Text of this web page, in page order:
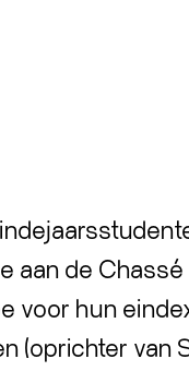
aan de
voor hun
(oprichter van